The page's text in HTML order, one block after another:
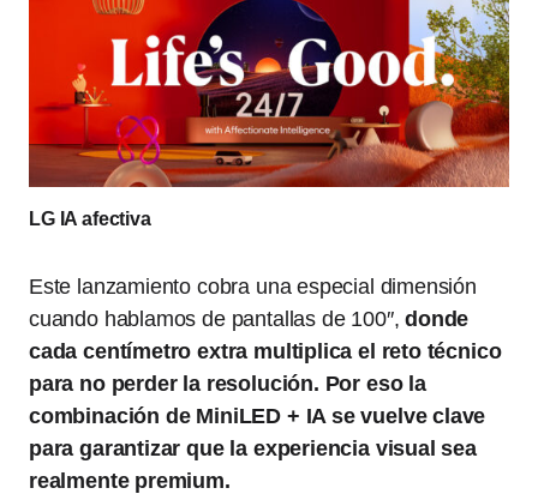
LG IA afectiva
Este lanzamiento cobra una especial dimensión
cuando hablamos de pantallas de 100″,donde
cada centímetro extra multiplica el reto técnico
para no perder la resolución. Por eso la
combinación de MiniLED + IA se vuelve clave
para garantizar que la experiencia visual sea
realmente premium.